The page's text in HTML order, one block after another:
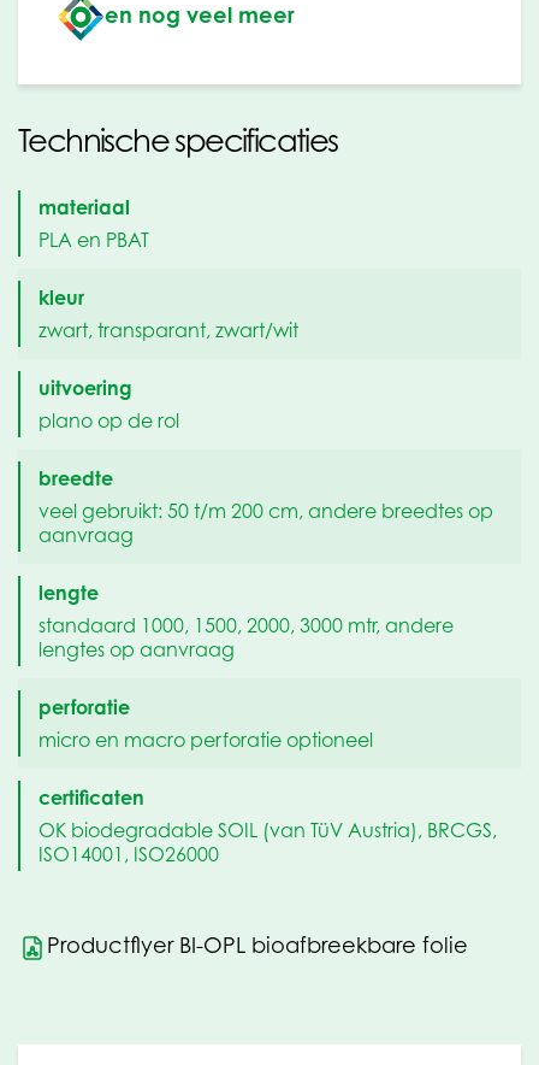
en nog veel meer
Technische specificaties
materiaal
PLA en PBAT
kleur
zwart, transparant, zwart/wit
uitvoering
plano op de rol
breedte
veel gebruikt: 50 t/m 200 cm, andere breedtes op
aanvraag
lengte
standaard 1000, 1500, 2000, 3000 mtr, andere
lengtes op aanvraag
perforatie
micro en macro perforatie optioneel
certificaten
OK biodegradable SOIL (van TüV Austria), BRCGS,
ISO14001, ISO26000
Productflyer BI-OPL bioafbreekbare folie